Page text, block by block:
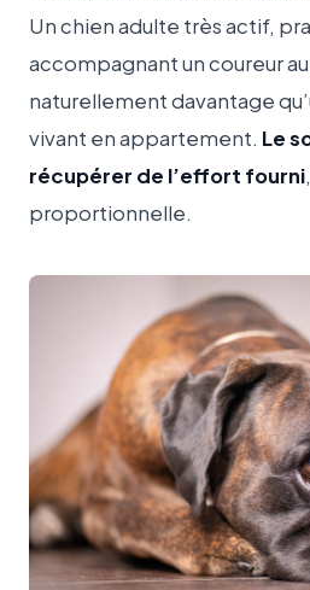
Un chien adulte très actif,
accompagnant un coureur
naturellement davantage
vivant en appartement. Le
récupérer de l’effort fourni
proportionnelle.